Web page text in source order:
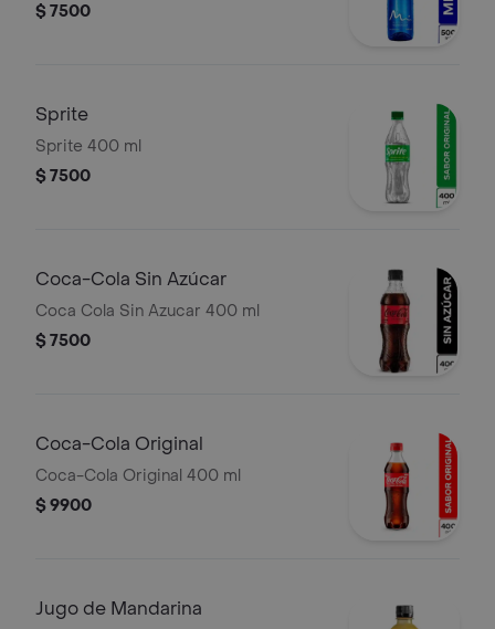
$ 7500
Sprite
Sprite 400 ml
$ 7500
Coca-Cola Sin Azúcar
Coca Cola Sin Azucar 400 ml
$ 7500
Coca-Cola Original
Coca-Cola Original 400 ml
$ 9900
Jugo de Mandarina